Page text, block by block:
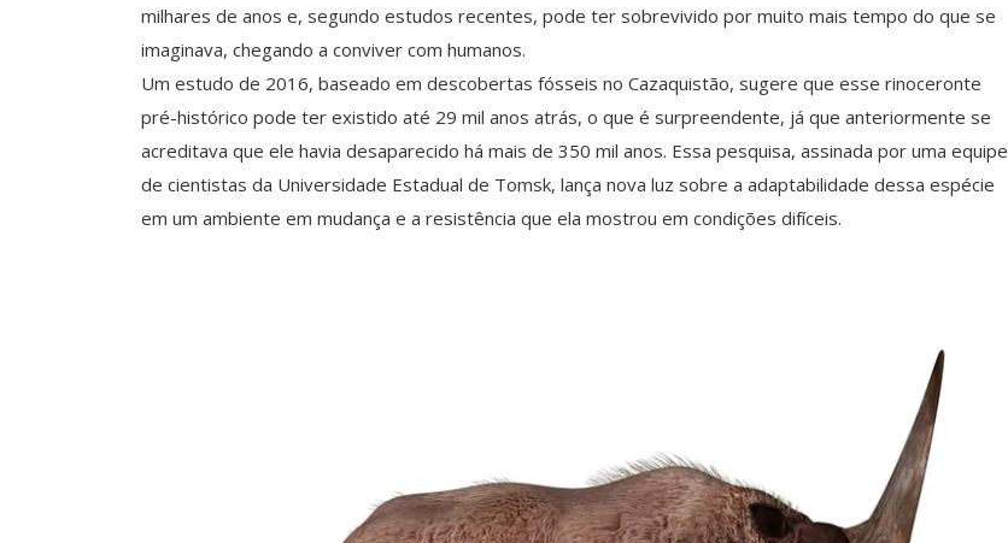
milhares de anos e, segundo estudos recentes, pode ter sobrevivido por muito mais tempo do que se
imaginava, chegando a conviver com humanos.
Um estudo de 2016, baseado em descobertas fósseis no Cazaquistão, sugere que esse rinoceronte
pré-histórico pode ter existido até 29 mil anos atrás, o que é surpreendente, já que anteriormente se
acreditava que ele havia desaparecido há mais de 350 mil anos. Essa pesquisa, assinada por uma equipe
de cientistas da Universidade Estadual de Tomsk, lança nova luz sobre a adaptabilidade dessa espécie
em um ambiente em mudança e a resistência que ela mostrou em condições difíceis.